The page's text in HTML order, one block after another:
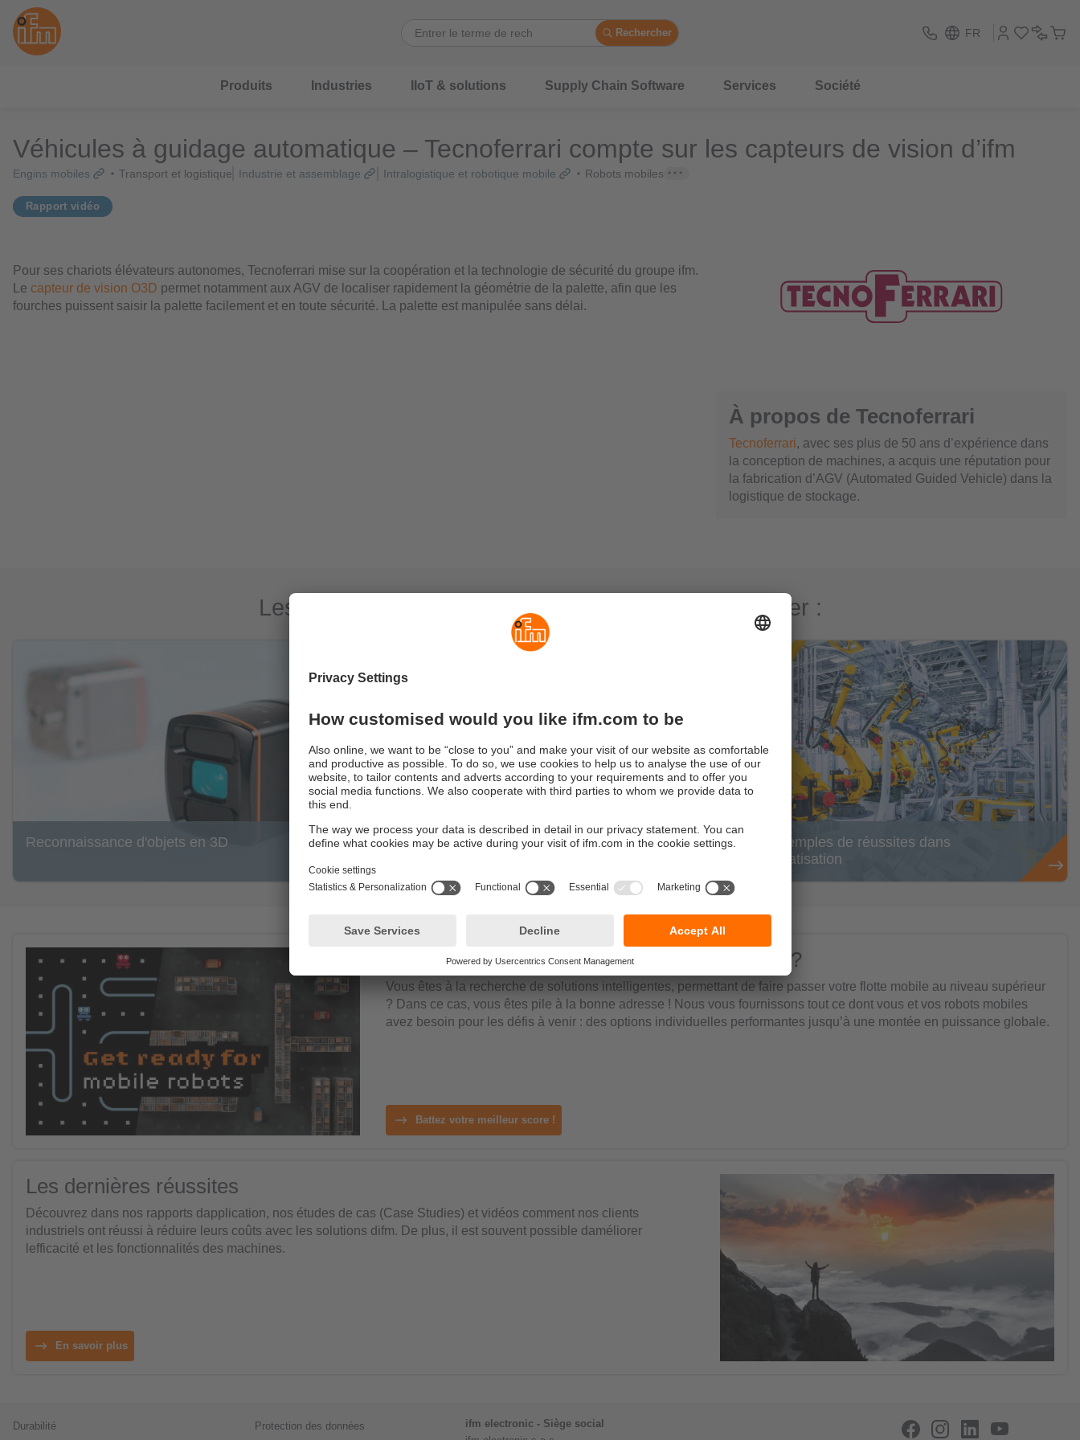
Rechercher FR
Produits Industries IIoT & solutions Supply Chain Software Services Société
Véhicules à guidage automatique – Tecnoferrari compte sur les capteurs de vision d’ifm
Engins mobiles Transport et logistique Industrie et assemblage Intralogistique et robotique mobile Robots mobiles
Rapport vidéo
Pour ses chariots élévateurs autonomes, Tecnoferrari mise sur la coopération et la technologie de sécurité du groupe ifm.
Le capteur de vision O3D permet notamment aux AGV de localiser rapidement la géométrie de la palette, afin que les
fourches puissent saisir la palette facilement et en toute sécurité. La palette est manipulée sans délai.
À propos de Tecnoferrari
Tecnoferrari, avec ses plus de 50 ans d’expérience dans
la conception de machines, a acquis une réputation pour
la fabrication d’AGV (Automated Guided Vehicle) dans la
logistique de stockage.
Les thèmes suivants pourraient aussi vous intéresser :
Reconnaissance d'objets en 3D Système de détection de palette PDS
Des exemples de réussites dans
l’automatisation
Robots mobiles : prêt pour le niveau suivant ?
Vous êtes à la recherche de solutions intelligentes, permettant de faire passer votre flotte mobile au niveau supérieur
? Dans ce cas, vous êtes pile à la bonne adresse ! Nous vous fournissons tout ce dont vous et vos robots mobiles
avez besoin pour les défis à venir : des options individuelles performantes jusqu’à une montée en puissance globale.
Battez votre meilleur score !
Les dernières réussites
Découvrez dans nos rapports dapplication, nos études de cas (Case Studies) et vidéos comment nos clients
industriels ont réussi à réduire leurs coûts avec les solutions difm. De plus, il est souvent possible daméliorer
lefficacité et les fonctionnalités des machines.
En savoir plus
Durabilité Protection des données
ifm electronic - Siège social